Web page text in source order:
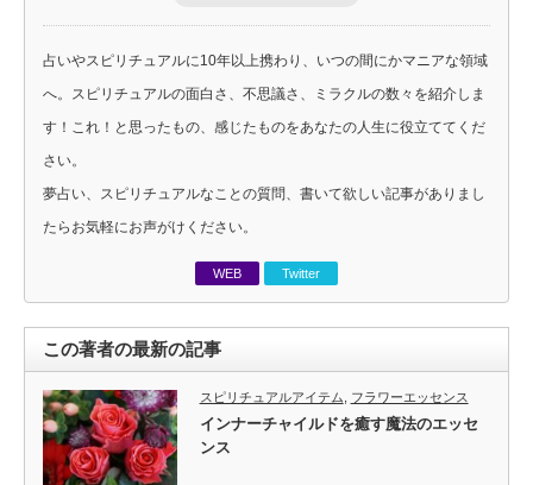
占いやスピリチュアルに10年以上携わり、いつの間にかマニアな領域
へ。スピリチュアルの面白さ、不思議さ、ミラクルの数々を紹介しま
す！これ！と思ったもの、感じたものをあなたの人生に役立ててくだ
さい。
夢占い、スピリチュアルなことの質問、書いて欲しい記事がありまし
たらお気軽にお声がけください。
WEB Twitter
この著者の最新の記事
スピリチュアルアイテム フラワーエッセンス
インナーチャイルドを癒す魔法のエッセ
ンス